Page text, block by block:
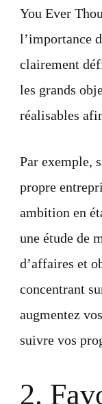
You Ever
l’importance
clairement
les grands
réalisables
Par exemple,
propre
ambition en
une étude de
d’affaires et
concentrant
augmentez
suivre vos
2.